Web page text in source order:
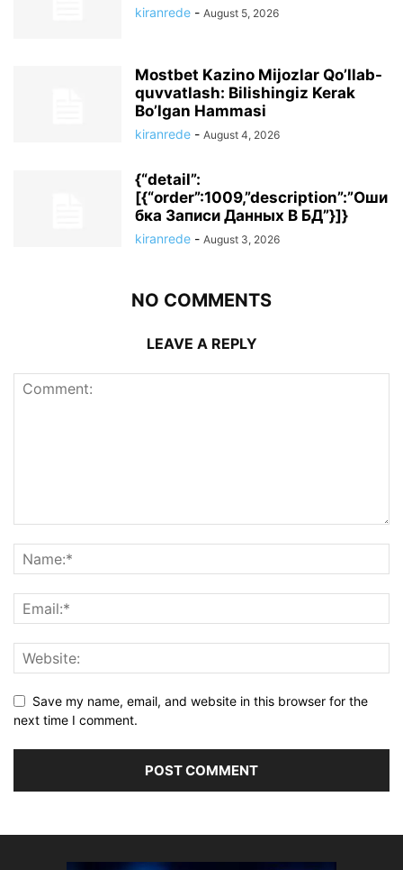
kiranrede - August 5, 2026
Mostbet Kazino Mijozlar Qo’llab-
quvvatlash: Bilishingiz Kerak
Bo’lgan Hammasi
kiranrede - August 4, 2026
{“detail”:
[{“order”:1009,”description”:”Оши
бка Записи Данных В БД”}]}
kiranrede - August 3, 2026
NO COMMENTS
LEAVE A REPLY
Save my name, email, and website in this browser for the
next time I comment.